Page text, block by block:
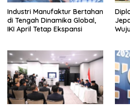
Industri Manufaktur Bertahan
di Tengah Dinamika Global,
IKI April Tetap Ekspansi